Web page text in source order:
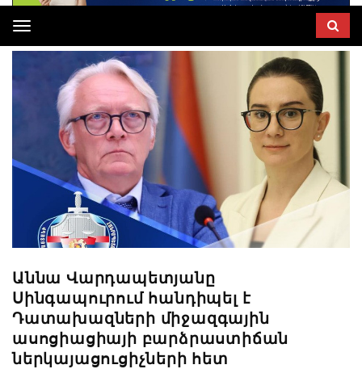
Toggle
navigation
Աննա Վարդապետյանը
Սինգապուրում հանդիպել է
Դատախազների միջազգային
ասոցիացիայի բարձրաստիճան
ներկայացուցիչների հետ